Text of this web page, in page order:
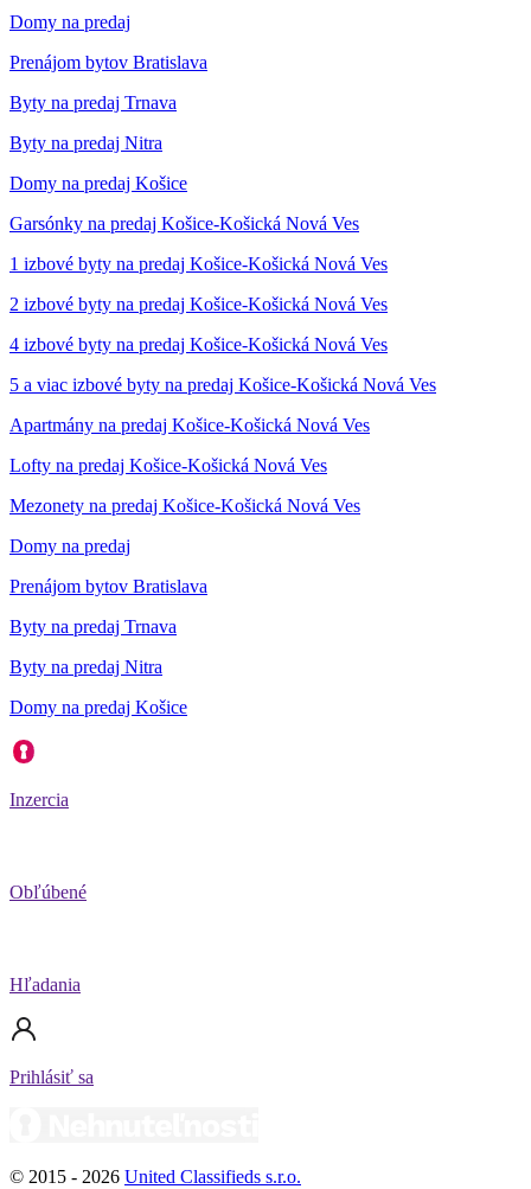
Domy na predaj
Prenájom bytov Bratislava
Byty na predaj Trnava
Byty na predaj Nitra
Domy na predaj Košice
Garsónky na predaj Košice-Košická Nová Ves
1 izbové byty na predaj Košice-Košická Nová Ves
2 izbové byty na predaj Košice-Košická Nová Ves
4 izbové byty na predaj Košice-Košická Nová Ves
5 a viac izbové byty na predaj Košice-Košická Nová Ves
Apartmány na predaj Košice-Košická Nová Ves
Lofty na predaj Košice-Košická Nová Ves
Mezonety na predaj Košice-Košická Nová Ves
Domy na predaj
Prenájom bytov Bratislava
Byty na predaj Trnava
Byty na predaj Nitra
Domy na predaj Košice
Inzercia
Obľúbené
Hľadania
Prihlásiť sa
© 2015 - 2026 United Classifieds s.r.o.